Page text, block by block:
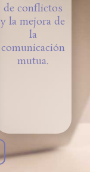
de conflictos
y la mejora de
la
comunicación
mutua.